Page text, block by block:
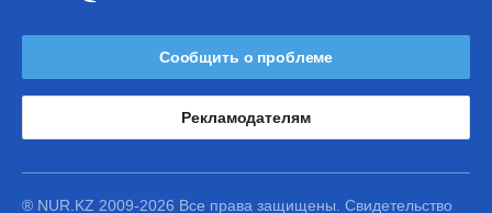
Сообщить о проблеме
Рекламодателям
® NUR.KZ 2009-2026 Все права защищены. Свидетельство